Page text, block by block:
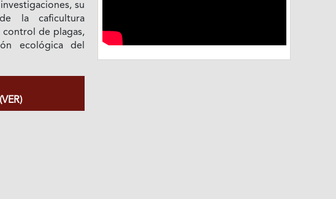
su
la caficultura
control de plagas,
ecológica del
(VER)